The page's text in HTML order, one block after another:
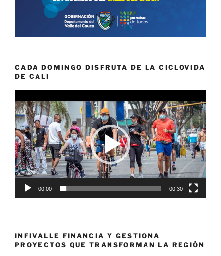
CADA DOMINGO DISFRUTA DE LA CICLOVIDA
DE CALI
de
vídeo
00:00 00:30
INFIVALLE FINANCIA Y GESTIONA
PROYECTOS QUE TRANSFORMAN LA REGIÓN